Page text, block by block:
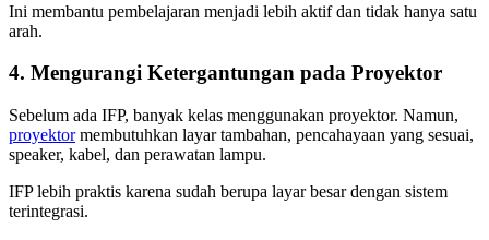
Ini membantu pembelajaran menjadi lebih aktif dan tidak hanya satu
arah.
4. Mengurangi Ketergantungan pada Proyektor
Sebelum ada IFP, banyak kelas menggunakan proyektor. Namun,
proyektormembutuhkan layar tambahan, pencahayaan yang sesuai,
speaker, kabel, dan perawatan lampu.
IFP lebih praktis karena sudah berupa layar besar dengan sistem
terintegrasi.